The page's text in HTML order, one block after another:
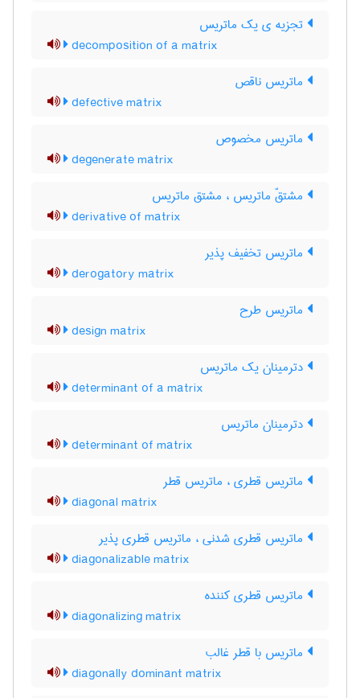
تجزیه ی یک ماتریس
decomposition of a matrix
ماتریس ناقص
defective matrix
ماتریس مخصوص
degenerate matrix
مشتقّ ماتریس ، مشتق ماتریس
derivative of matrix
ماتریس تخفیف پذیر
derogatory matrix
ماتریس طرح
design matrix
دترمینان یک ماتریس
determinant of a matrix
دترمینان ماتریس
determinant of matrix
ماتریس قطری ، ماتریس قطر
diagonal matrix
ماتریس قطری شدنی ، ماتریس قطری پذیر
diagonalizable matrix
ماتریس قطری کننده
diagonalizing matrix
ماتریس با قطر غالب
diagonally dominant matrix